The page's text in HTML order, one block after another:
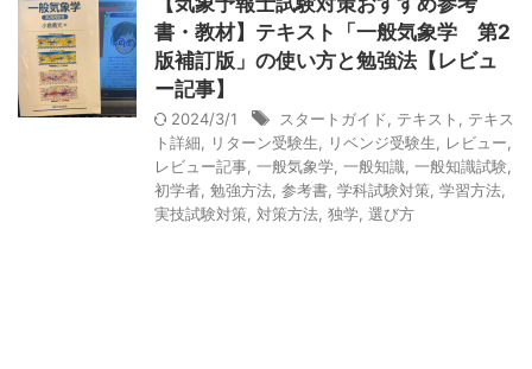
書・教材】テキスト「一般気象学 第2
版補訂版」の使い方と勉強法【レビュ
ー記事】
2024/3/1 スタートガイド テキスト
テキス
ト詳細
リターン受験生 リベンジ受験生 レビュー
レビュー記事 一般気象学 一般知識 一般知識試験
初学者 勉強方法 参考書 学科試験対策 学習方法
実技試験対策 対策方法 独学 選び方